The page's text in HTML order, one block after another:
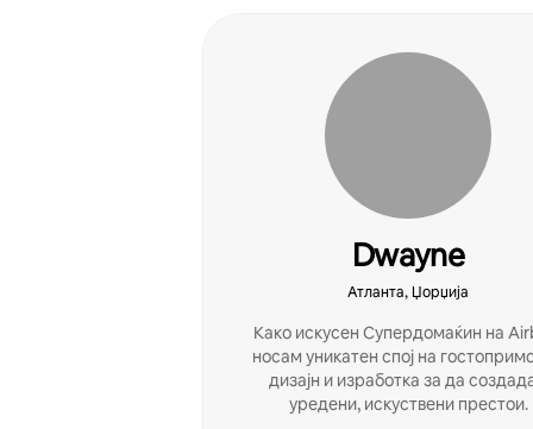
Dwayne
Атланта, Џорџија
Како искусен Супердомаќин на
носам уникатен спој на
дизајн и изработка за да
уредени, искуствени престои.